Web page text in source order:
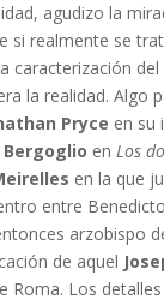
agudizo la
si realmente se
caracterización
la realidad. Algo
Pryce en su
Bergoglio en Los
en la que
entre
arzobispo
de aquel
Roma. Los